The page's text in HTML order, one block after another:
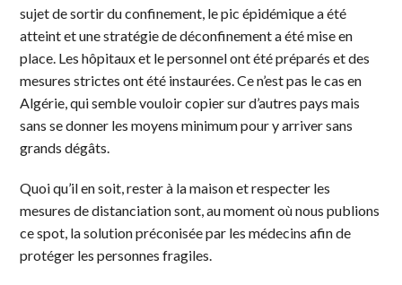
sujet de sortir du confinement, le pic épidémique a été
atteint et une stratégie de déconfinement a été mise en
place. Les hôpitaux et le personnel ont été préparés et des
mesures strictes ont été instaurées. Ce n’est pas le cas en
Algérie, qui semble vouloir copier sur d’autres pays mais
sans se donner les moyens minimum pour y arriver sans
grands dégâts.
Quoi qu’il en soit, rester à la maison et respecter les
mesures de distanciation sont, au moment où nous publions
ce spot, la solution préconisée par les médecins afin de
protéger les personnes fragiles.